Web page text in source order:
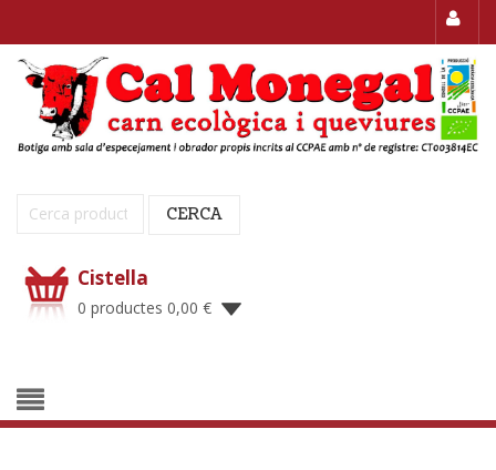
Cerca: CERCA
Cistella
0 productes 0,00 €